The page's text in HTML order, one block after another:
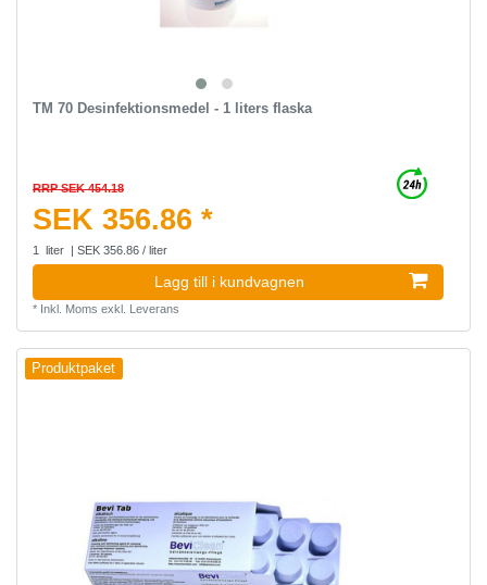
TM 70 Desinfektionsmedel - 1 liters flaska
RRP SEK 454.18
SEK 356.86 *
1 liter | SEK 356.86 / liter
Lagg till i kundvagnen
* Inkl. Moms exkl. Leverans
Produktpaket